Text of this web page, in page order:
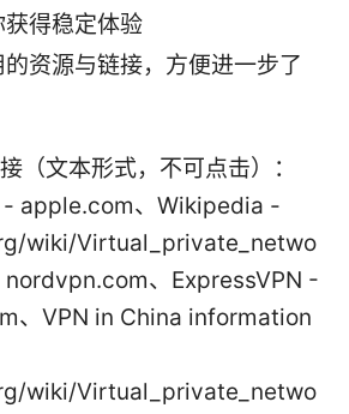
得稳定体验
资源与链接，方便进一步了
（文本形式，不可点击）：
apple.com、Wikipedia -
wiki/Virtual_private_netwo
、ExpressVPN -
、VPN in China information
wiki/Virtual_private_netwo